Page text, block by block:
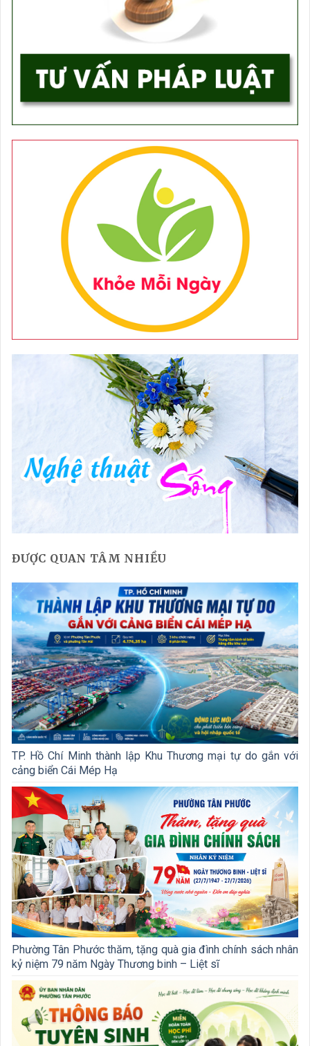
ĐƯỢC QUAN TÂM NHIỀU
TP. Hồ Chí Minh thành lập Khu Thương mại tự do gắn với
cảng biển Cái Mép Hạ
Phường Tân Phước thăm, tặng quà gia đình chính sách nhân
kỷ niệm 79 năm Ngày Thương binh – Liệt sĩ